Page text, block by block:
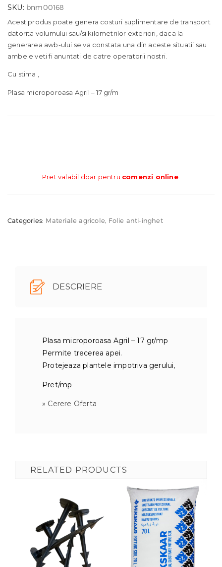
SKU: bnm00168
Acest produs poate genera costuri suplimentare de transport
datorita volumului sau/si kilometrilor exteriori, daca la
generarea awb-ului se va constata una din aceste situatii sau
ambele veti fi anuntati de catre operatorii nostri.
Cu stima ,
Plasa microporoasa Agril – 17 gr/m
Pret valabil doar pentru comenzi online.
Categories: Materiale agricole Folie anti-inghet
DESCRIERE
Plasa microporoasa Agril – 17 gr/mp
Permite trecerea apei.
Protejeaza plantele impotriva gerului,
Pret/mp
» Cerere Oferta
RELATED PRODUCTS